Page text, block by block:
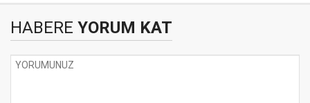
HABERE YORUM KAT